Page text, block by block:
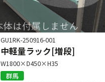
GU1RK-250916-001
中軽量ラック[増段]
W1800×D450×H35
群馬